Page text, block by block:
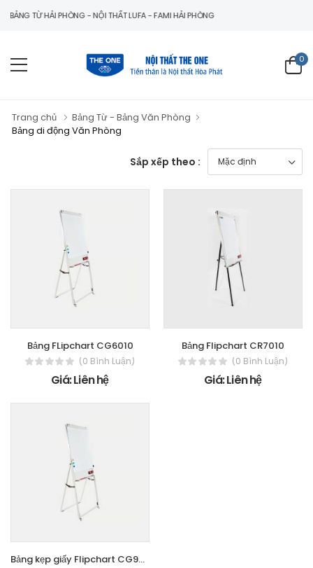
TỪ HẢI PHÒNG - NỘI THẤT LUFA - FAMI HẢI PHÒNG
0
Trang chủ
Bảng Từ - Bảng Văn Phòng
Bảng di động Văn Phòng
Sắp xếp theo :
Bảng FLipchart CG6010
(0 Bình Luận)
Giá: Liên hệ
Bảng Flipchart CR7010
(0 Bình Luận)
Giá: Liên hệ
Bảng kẹp giấy Flipchart CG9012(A0)